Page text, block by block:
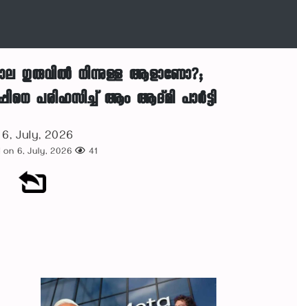
ഗുരുവിൽ നിന്നുള്ള ആളാണോ?;
പരിഹസിച്ച് ആം ആദ്മി പാർട്ടി
July, 2026
on 6, July, 2026 41